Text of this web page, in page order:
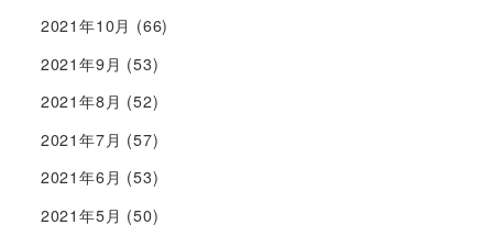
2021年10月 (66)
2021年9月 (53)
2021年8月 (52)
2021年7月 (57)
2021年6月 (53)
2021年5月 (50)